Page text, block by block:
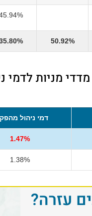
50.92%
מניות לדמי
דמי ניהול
1.47%
1.38%
עזרה?